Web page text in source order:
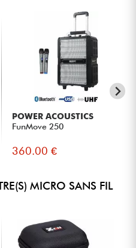
POWER ACOUSTICS
FunMove 250
360.00 €
MICRO SANS FIL